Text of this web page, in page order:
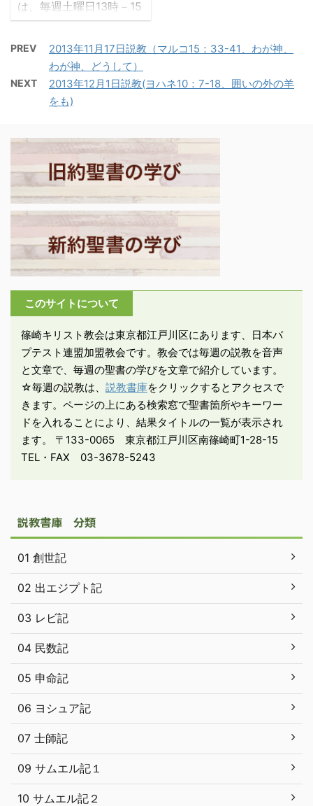
である。5:4 悲しむ人々
たちは慰められる」。
・イエスの宣教活動を記
したマルコ福音書が最初
に世に出たが（70年
頃）、マルコにはイエス
マタイは、マルコ福音書
の枠組みを基本として ...
アポロニアを経てテサロ
ニケに着いた。ここには
た。パウロはいつものよ
き、三回の安息日にわた
って聖書を引用して論じ
合い、『メシアは必ず苦
とになっ ...
は、毎週土曜日13時－15
時に、聖書の学び会を公
在10名ほどの方が参加さ
れていますが、そのうち
3-4名はネット
（zoom）でのご参加で
たちと、聖書をじっくり
読み、語り合い、分かち
合うことです。 先週、創
世記原初史を読み終わ
り、今週からヨブ記に入
ります。ヨブ記のテーマ
は「苦難の意味」です。
世の中には悪人と思える
人が栄え、善人とされる
人が苦難の中に生涯を終
えることがあります。突
る方も多い。そのような
...
PREV
2013年11月17日説教（マルコ15：33-41、わが神、
わが神、どうして）
NEXT
2013年12月1日説教(ヨハネ10：7-18、囲いの外の羊
をも)
このサイトについて
篠崎キリスト教会は東京都江戸川区にあります、日本バ
プテスト連盟加盟教会です。教会では毎週の説教を音声
と文章で、毎週の聖書の学びを文章で紹介しています。
☆毎週の説教は、 説教書庫をクリックするとアクセスで
きます。ページの上にある検索窓で聖書箇所やキーワー
ドを入れることにより、結果タイトルの一覧が表示され
ます。 〒133-0065 東京都江戸川区南篠崎町1-28-15
TEL・FAX 03-3678-5243
説教書庫 分類
01 創世記
02 出エジプト記
03 レビ記
04 民数記
05 申命記
06 ヨシュア記
07 士師記
09 サムエル記１
10 サムエル記２